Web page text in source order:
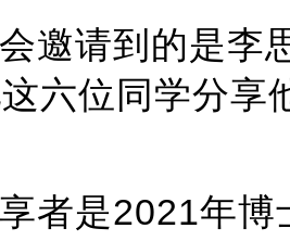
邀请到的是李
六位同学分享
者是2021年博